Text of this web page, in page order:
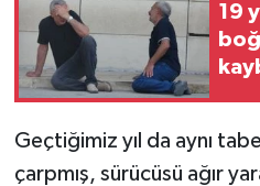
19
Geçtiğimiz yıl da aynı
çarpmış, sürücüsü ağır